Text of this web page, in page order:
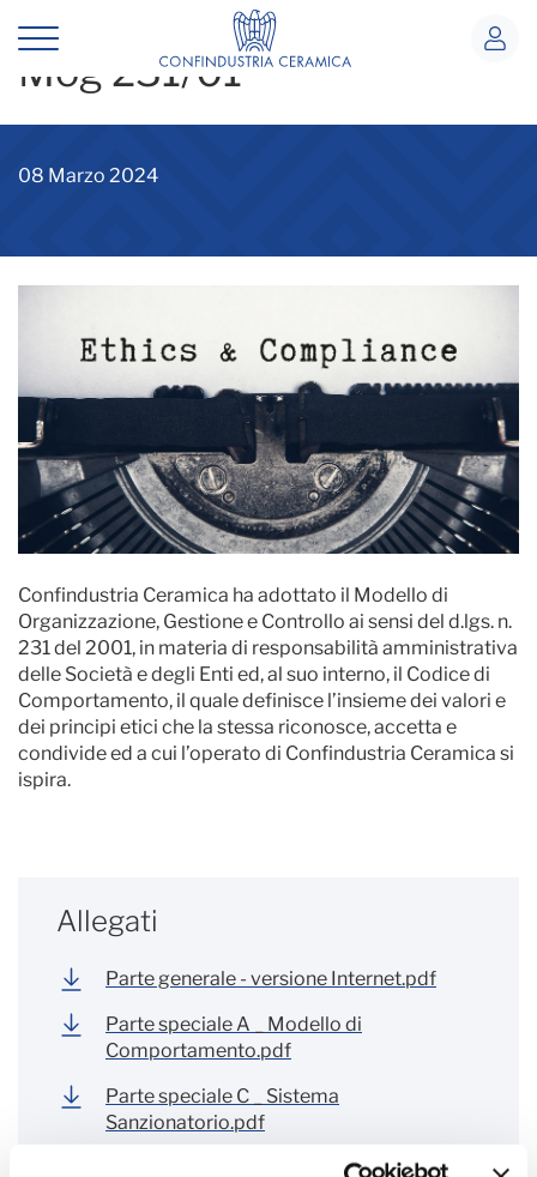
MOG 231/01
Mog 231/01
08 Marzo 2024
Confindustria Ceramica ha adottato il Modello di
Organizzazione, Gestione e Controllo ai sensi del d.lgs. n.
231 del 2001, in materia di responsabilità amministrativa
delle Società e degli Enti ed, al suo interno, il Codice di
Comportamento, il quale definisce l’insieme dei valori e
dei principi etici che la stessa riconosce, accetta e
condivide ed a cui l’operato di Confindustria Ceramica si
ispira.
Allegati
Parte generale - versione Internet.pdf
Parte speciale A _ Modello di
Comportamento.pdf
Parte speciale C _ Sistema
Sanzionatorio.pdf